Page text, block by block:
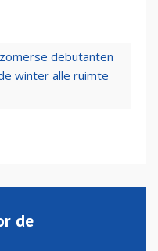
debutanten
winter alle ruimte
de